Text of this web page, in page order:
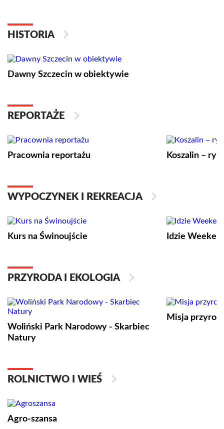
HISTORIA
Dawny Szczecin w obiektywie
REPORTAŻE
Pracownia reportażu Koszalin –
WYPOCZYNEK I REKREACJA
Kurs na Świnoujście Idzie
PRZYRODA I EKOLOGIA
Woliński Park Narodowy - Skarbiec
Natury
Misja
ROLNICTWO I WIEŚ
Agro-szansa